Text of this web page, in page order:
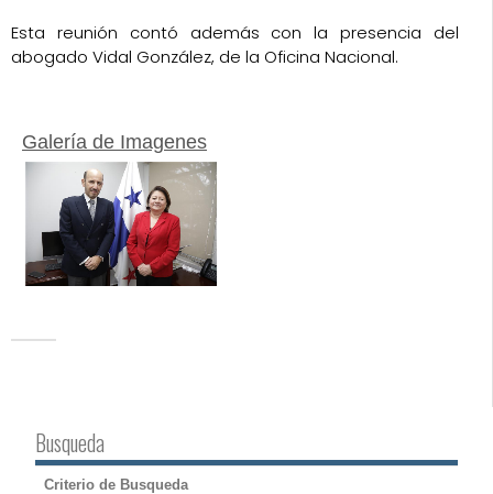
Esta reunión contó además con la presencia del
abogado Vidal González, de la Oficina Nacional.
Galería de Imagenes
Busqueda
Criterio de Busqueda